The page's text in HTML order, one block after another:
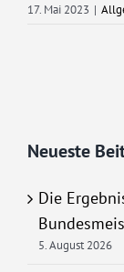
17. Mai 2023 |
Neueste
Die
5. August 2026